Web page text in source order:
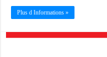
Plus d Informations »